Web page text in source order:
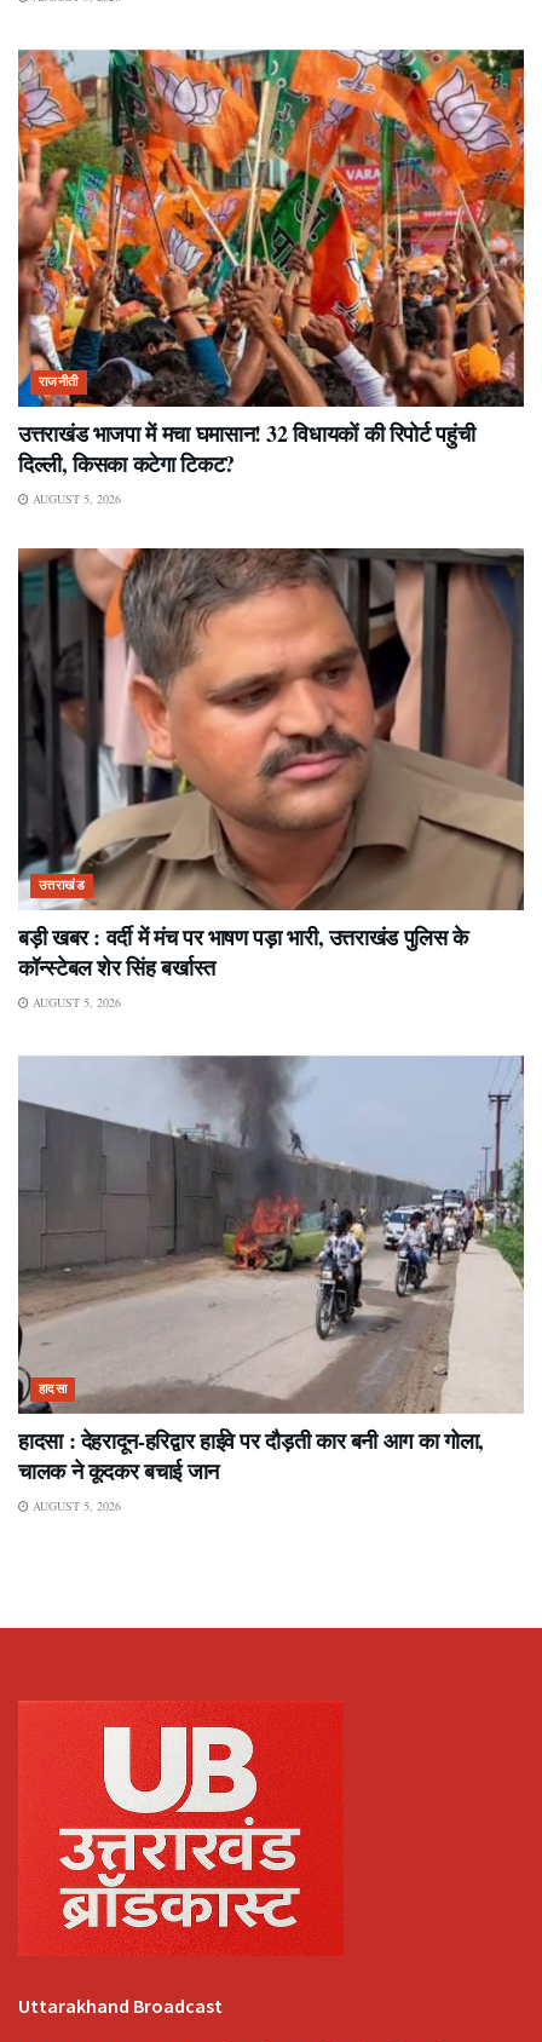
राजनीती
उत्तराखंड भाजपा में मचा घमासान! 32 विधायकों की रिपोर्ट पहुंची
दिल्ली, किसका कटेगा टिकट?
AUGUST 5, 2026
उत्तराखंड
बड़ी खबर : वर्दी में मंच पर भाषण पड़ा भारी, उत्तराखंड पुलिस के
कॉन्स्टेबल शेर सिंह बर्खास्त
AUGUST 5, 2026
हादसा
हादसा : देहरादून-हरिद्वार हाईवे पर दौड़ती कार बनी आग का गोला,
चालक ने कूदकर बचाई जान
AUGUST 5, 2026
Uttarakhand Broadcast